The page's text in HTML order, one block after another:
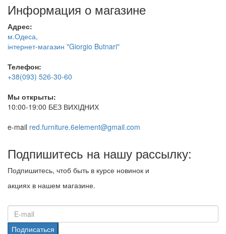
Информация о магазине
Адрес:
м.Одеса,
інтернет-магазин "Giorgio Butnari"
Телефон:
+38(093) 526-30-60
Мы открыты:
10:00-19:00 БЕЗ ВИХІДНИХ
e-mail red.furniture.6element@gmail.com
Подпишитесь на нашу рассылку:
Подпишитесь, чтоб быть в курсе новинок и
акциях в нашем магазине.
Подписаться